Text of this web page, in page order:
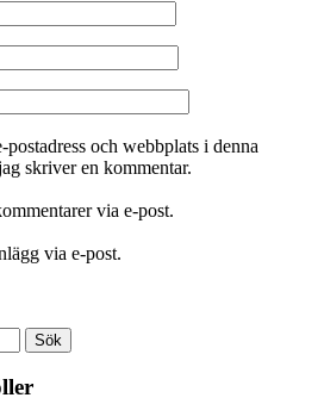
och webbplats i denna
skriver en kommentar.
via e-post.
via e-post.